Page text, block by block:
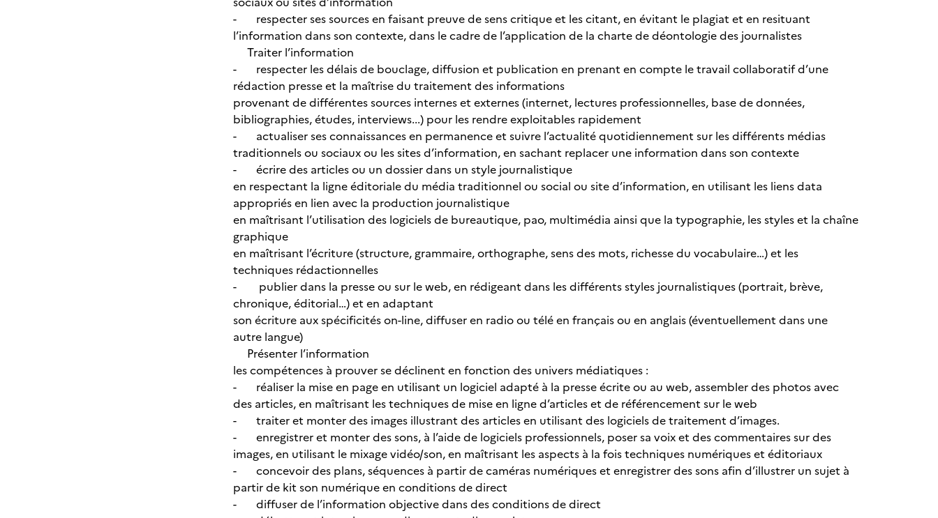
- respecter ses sources en faisant preuve de sens critique et les citant, en évitant le plagiat et en resituant
l’information dans son contexte, dans le cadre de l’application de la charte de déontologie des journalistes
Traiter l’information
- respecter les délais de bouclage, diffusion et publication en prenant en compte le travail collaboratif d’une
rédaction presse et la maîtrise du traitement des informations
provenant de différentes sources internes et externes (internet, lectures professionnelles, base de données,
bibliographies, études, interviews...) pour les rendre exploitables rapidement
- actualiser ses connaissances en permanence et suivre l’actualité quotidiennement sur les différents médias
traditionnels ou sociaux ou les sites d’information, en sachant replacer une information dans son contexte
- écrire des articles ou un dossier dans un style journalistique
en respectant la ligne éditoriale du média traditionnel ou social ou site d’information, en utilisant les liens data
appropriés en lien avec la production journalistique
en maîtrisant l’utilisation des logiciels de bureautique, pao, multimédia ainsi que la typographie, les styles et la chaîne
graphique
en maîtrisant l’écriture (structure, grammaire, orthographe, sens des mots, richesse du vocabulaire…) et les
techniques rédactionnelles
- publier dans la presse ou sur le web, en rédigeant dans les différents styles journalistiques (portrait, brève,
chronique, éditorial…) et en adaptant
son écriture aux spécificités on-line, diffuser en radio ou télé en français ou en anglais (éventuellement dans une
autre langue)
Présenter l’information
les compétences à prouver se déclinent en fonction des univers médiatiques :
- réaliser la mise en page en utilisant un logiciel adapté à la presse écrite ou au web, assembler des photos avec
des articles, en maîtrisant les techniques de mise en ligne d’articles et de référencement sur le web
- traiter et monter des images illustrant des articles en utilisant des logiciels de traitement d’images.
- enregistrer et monter des sons, à l’aide de logiciels professionnels, poser sa voix et des commentaires sur des
images, en utilisant le mixage vidéo/son, en maîtrisant les aspects à la fois techniques numériques et éditoriaux
- concevoir des plans, séquences à partir de caméras numériques et enregistrer des sons afin d’illustrer un sujet à
partir de kit son numérique en conditions de direct
- diffuser de l’information objective dans des conditions de direct